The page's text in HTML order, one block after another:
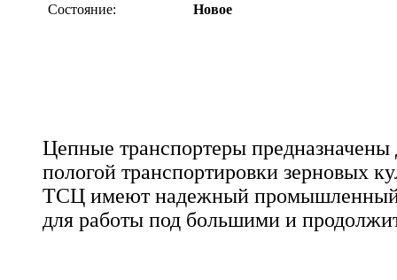
Состояние:
Новое
Цепные транспортеры предназначены
пологой транспортировки зерновых
ТСЦ имеют надежный промышленный
для работы под большими и